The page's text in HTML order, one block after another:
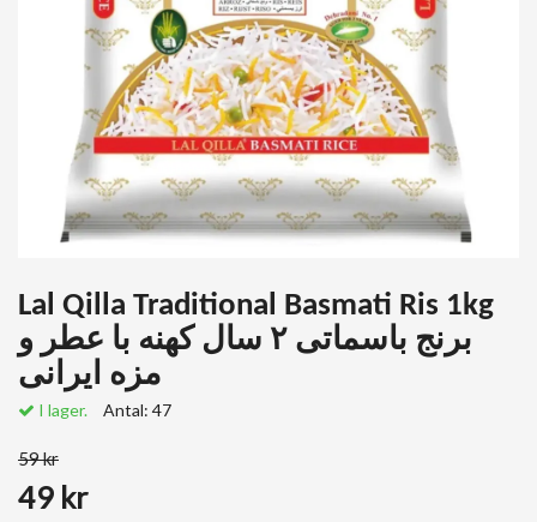
Lal Qilla Traditional Basmati Ris 1kg
برنج باسماتی ۲ سال کهنه با عطر و
مزه ایرانی
I lager. Antal: 47
59 kr
49 kr